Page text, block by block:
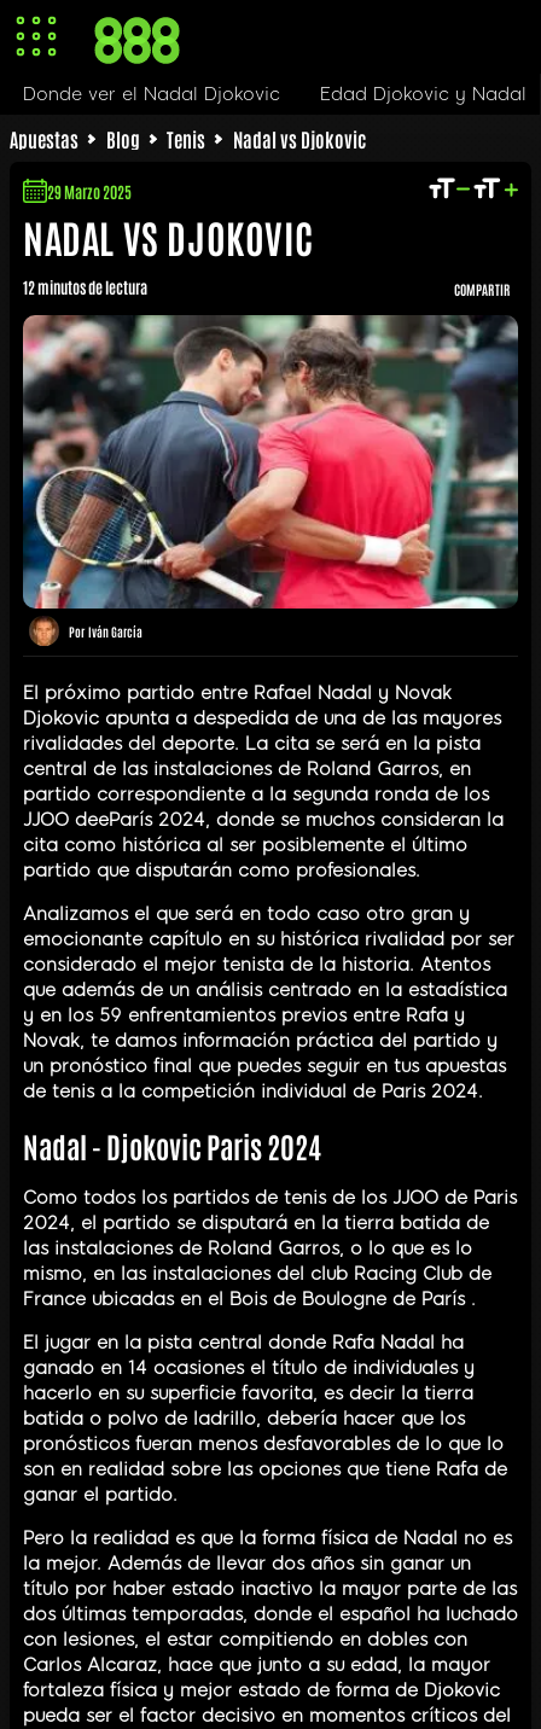
Apuestas Blog Tenis Nadal vs Djokovic
NADAL VS DJOKOVIC
29 Marzo 2025
12 minutos de lectura
Por Iván García
COMPARTIR
El próximo partido entre Rafael Nadal y Novak
Djokovic apunta a despedida de una de las mayores
rivalidades del deporte. La cita se será en la pista
central de las instalaciones de Roland Garros, en
partido correspondiente a la segunda ronda de los
JJOO deeParís 2024, donde se muchos consideran la
cita como histórica al ser posiblemente el último
partido que disputarán como profesionales.
Analizamos el que será en todo caso otro gran y
emocionante capítulo en su histórica rivalidad por ser
considerado el mejor tenista de la historia. Atentos
que además de un análisis centrado en la estadística
y en los 59 enfrentamientos previos entre Rafa y
Novak, te damos información práctica del partido y
un pronóstico final que puedes seguir en tus apuestas
de tenis a la competición individual de Paris 2024.
Nadal - Djokovic Paris 2024
Como todos los partidos de tenis de los JJOO de Paris
2024, el partido se disputará en la tierra batida de
las instalaciones de Roland Garros, o lo que es lo
mismo, en las instalaciones del club Racing Club de
France ubicadas en el Bois de Boulogne de París .
El jugar en la pista central donde Rafa Nadal ha
ganado en 14 ocasiones el título de individuales y
hacerlo en su superficie favorita, es decir la tierra
batida o polvo de ladrillo, debería hacer que los
pronósticos fueran menos desfavorables de lo que lo
son en realidad sobre las opciones que tiene Rafa de
ganar el partido.
Pero la realidad es que la forma física de Nadal no es
la mejor. Además de llevar dos años sin ganar un
título por haber estado inactivo la mayor parte de las
dos últimas temporadas, donde el español ha luchado
con lesiones, el estar compitiendo en dobles con
Carlos Alcaraz, hace que junto a su edad, la mayor
fortaleza física y mejor estado de forma de Djokovic
pueda ser el factor decisivo en momentos críticos del
Edad Djokovic y Nadal Nadal Djokovic h2h